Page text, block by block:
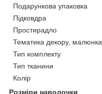
Подарункова упаковка
Підковдра
Простирадло
Тематика декору, малюнка
Тип комплекту
Тип тканини
Колір
Розміри наволочки